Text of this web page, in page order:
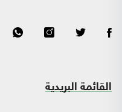
القائمة البريدية